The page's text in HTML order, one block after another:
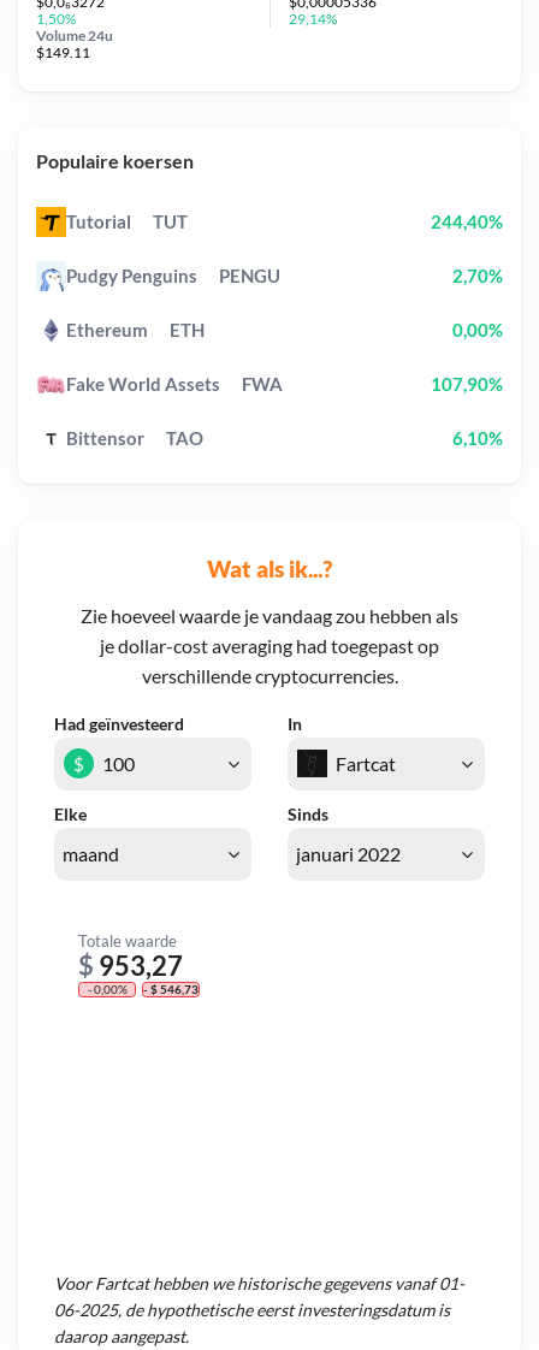
Wat als ik...?
Zie hoeveel waarde je vandaag zou hebben als
je dollar-cost averaging had toegepast op
verschillende cryptocurrencies.
Had geïnvesteerd In
Elke Sinds
$
Totale waarde
$ 953,27
- 0,00% - $ 546,73
VoorFartcathebben we historische gegevens vanaf01-
06-2025, de hypothetische eerst investeringsdatum is
daarop aangepast.
1,50%
Volume 24u
$149.11
29,14%
Populaire koersen
Tutorial TUT 244,40%
Pudgy Penguins PENGU 2,70%
Ethereum ETH 0,00%
Fake World Assets FWA 107,90%
Bittensor TAO 6,10%